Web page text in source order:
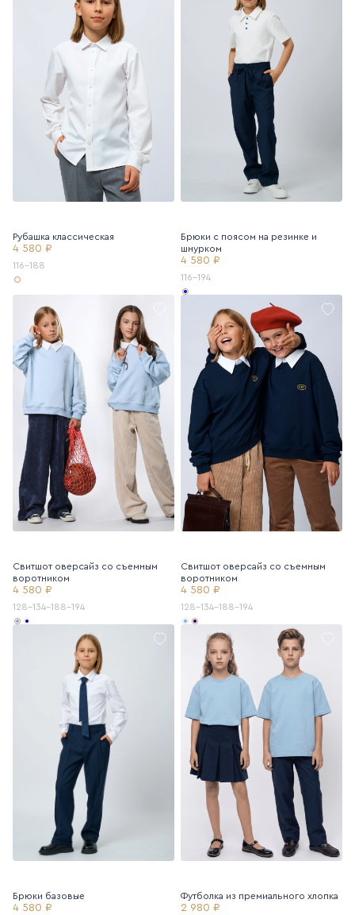
Рубашка классическая
4 580 ₽
116-188
Брюки с поясом на резинке и
шнурком
4 580 ₽
116-194
Свитшот оверсайз со съемным
воротником
4 580 ₽
128-134-188-194
Свитшот оверсайз со съемным
воротником
4 580 ₽
128-134-188-194
Брюки базовые
4 580 ₽
Футболка из премиального хлопка
2 980 ₽